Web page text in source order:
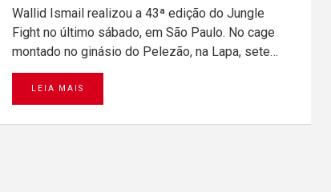
Wallid Ismail realizou a 43ª edição do Jungle
Fight no último sábado, em São Paulo. No cage
montado no ginásio do Pelezão, na Lapa, sete…
LEIA MAIS